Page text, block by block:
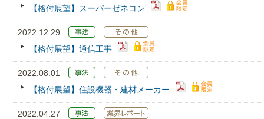
【格付展望】スーパーゼネコン
2022.12.29
【格付展望】通信工事
2022.08.01
【格付展望】住設機器・建材メーカー
2022.04.27